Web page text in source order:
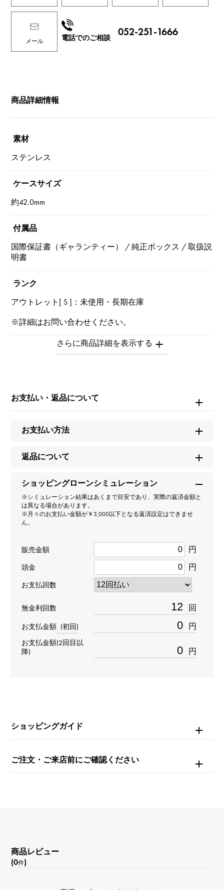
メール 電話でのご相談
052-251-1666
商品詳細情報
素材
ステンレス
ケースサイズ
約42.0mm
付属品
国際保証書（ギャランティー） / 純正ボックス / 取扱説
明書
ランク
アウトレット[ S ]：未使用・長期在庫
※詳細はお問い合わせください。
お問い合わせ商
商品名
エクスカリバー
RDDBEX0388
タイプ
ムーブメント
自動巻き
-
文字盤色
お支払い・返品について
お支払い方法
返品について
ショッピングローンシミュレーション
※シミュレーション結果はあくまで目安であり、実際の返済金額と
は異なる場合があります。
※月々のお支払い金額が￥3,000以下となる返済設定はできませ
ん。
販売金額 円
頭金 円
お支払回数
無金利回数 回
お支払金額 (初回) 円
お支払金額(2回目以
降)
円
ショッピングガイド
ご注文・ご来店前にご確認ください
商品レビュー
(0件)